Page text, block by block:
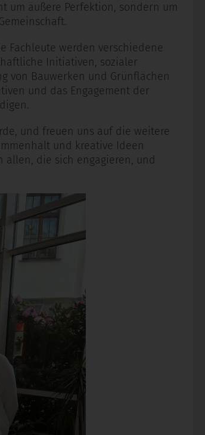
um äußere Perfektion, sondern um
Fachleute werden verschiedene
Initiativen, sozialer
von Bauwerken und Grünflächen
und das Engagement der
und freuen uns auf die weitere
und kreative Ideen
die sich engagieren, und